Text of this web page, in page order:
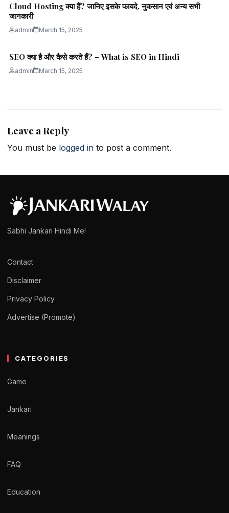
Cloud Hosting क्या हैं? जानिए इसके फायदे, नुकसान एवं अन्य सभी
जानकारी
admin March 15, 2025
SEO क्या है और कैसे करते हैं? – What is SEO in Hindi
admin March 15, 2025
Leave a Reply
You must be logged in to post a comment.
Sabhi Jankari Hindi Me!
Contact
Disclaimer
Privacy Policy
Advertise (Promote)
CATEGORIES
Game
Jankari
Meanings
FAQ
Education